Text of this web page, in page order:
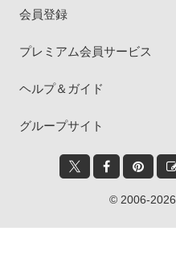
会員登録
プレミアム会員サービス
ヘルプ＆ガイド
グループサイト
© 2006-2026